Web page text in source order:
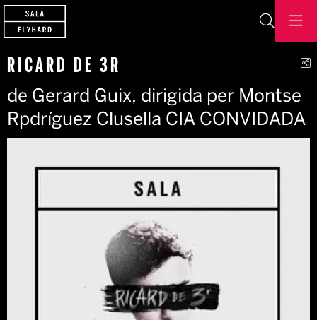
RICARD DE 3R
de Gerard Guix, dirigida per Montse
Rpdríguez Clusella CIA CONVIDADA